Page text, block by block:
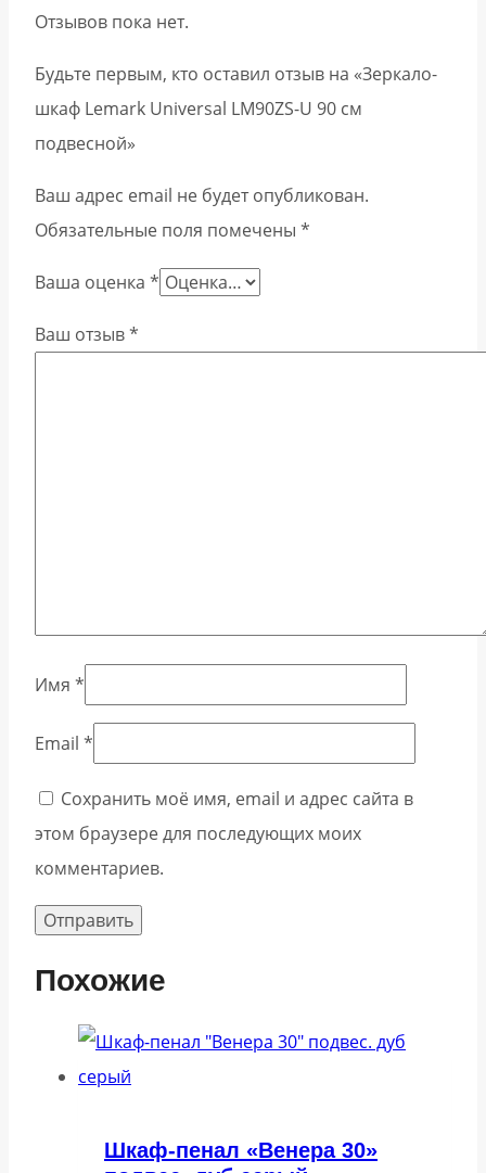
Отзывов пока нет.
Будьте первым, кто оставил отзыв на «Зеркало-
шкаф Lemark Universal LM90ZS-U 90 см
подвесной»
Ваш адрес email не будет опубликован.
Обязательные поля помечены *
Ваша оценка *
Ваш отзыв*
Имя *
Email *
Сохранить моё имя, email и адрес сайта в
этом браузере для последующих моих
комментариев.
Похожие
Шкаф-пенал «Венера 30»